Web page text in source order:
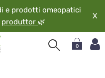
e prodotti omeopatici
produttor 🌿
X
0